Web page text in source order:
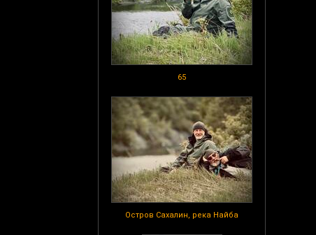
65
Остров Сахалин, река Найба